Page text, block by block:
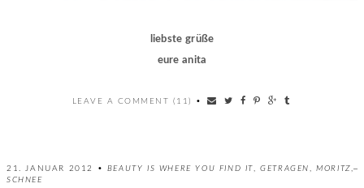
liebste grüße
eure anita
LEAVE A COMMENT (11) •
21. JANUAR 2012 • BEAUTY IS WHERE YOU FIND IT,GETRAGEN,MORITZ,
SCHNEE